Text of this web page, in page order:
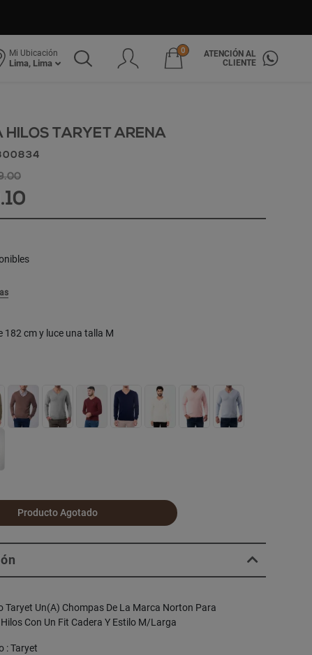
Mi Ubicación
Lima, Lima
0
ATENCIÓN AL
CLIENTE
HILOS TARYET ARENA
182 cm y luce una talla M
Producto Agotado
Taryet Un(A) Chompas De La Marca Norton Para
Con Un Fit Cadera Y Estilo M/Larga
: Taryet